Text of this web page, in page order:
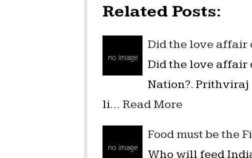
Related Posts:
Did the love affair
Did the love affair
Nation?. Prithviraj
li… Read More
Food must be the
Who will feed